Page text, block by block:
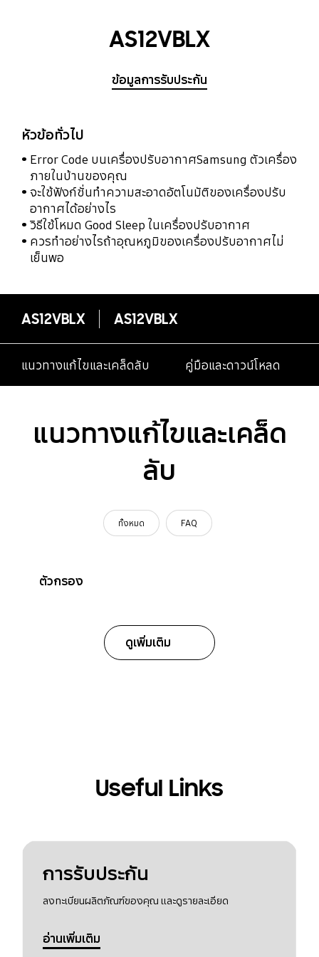
AS12VBLX
ข้อมูลการรับประกัน
หัวข้อทั่วไป
Error Code บนเครื่องปรับอากาศSamsung ตัวเครื่อง
ภายในบ้านของคุณ
จะใช้ฟังก์ชั่นทำความสะอาดอัตโนมัติของเครื่องปรับ
อากาศได้อย่างไร
วิธีใช้โหมด Good Sleep ในเครื่องปรับอากาศ
ควรทำอย่างไรถ้าอุณหภูมิของเครื่องปรับอากาศไม่
เย็นพอ
AS12VBLX AS12VBLX
แนวทางแก้ไขและเคล็ดลับ คู่มือและดาวน์โหลด
แนวทางแก้ไขและเคล็ด
ลับ
ทั้งหมด FAQ
ตัวกรอง
ดูเพิ่มเติม
Useful Links
การรับประกัน
ลงทะเบียนผลิตภัณฑ์ของคุณ และดูรายละเอียด
อ่านเพิ่มเติม